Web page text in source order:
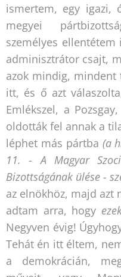
ismertem, egy igazi,
megyei
személyes ellentétem
adminisztrátor csajt,
azok mindig,
itt, és ő azt
Emlékszel, a
oldották fel annak a
léphet más pártba (a
11. - A Magyar
Bizottságának ülése -
az elnökhöz, majd azt
adtam arra, hogy
Negyven évig!
Tehát én itt éltem,
a demokrácián,